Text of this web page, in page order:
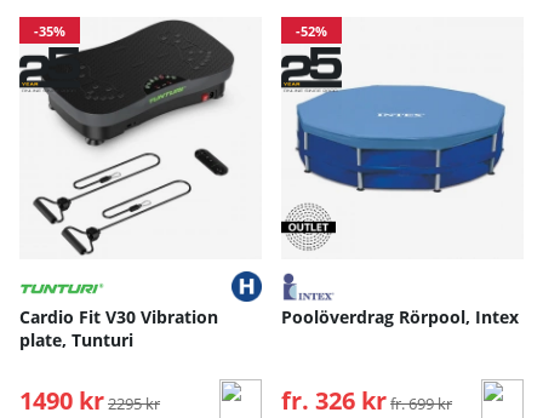
-35%
Cardio Fit V30 Vibration
plate, Tunturi
1490 kr Ordinarie pris:
2295 kr
-52%
Poolöverdrag Rörpool, Intex
fr. 326 kr Ordinarie pris:
fr. 699 kr